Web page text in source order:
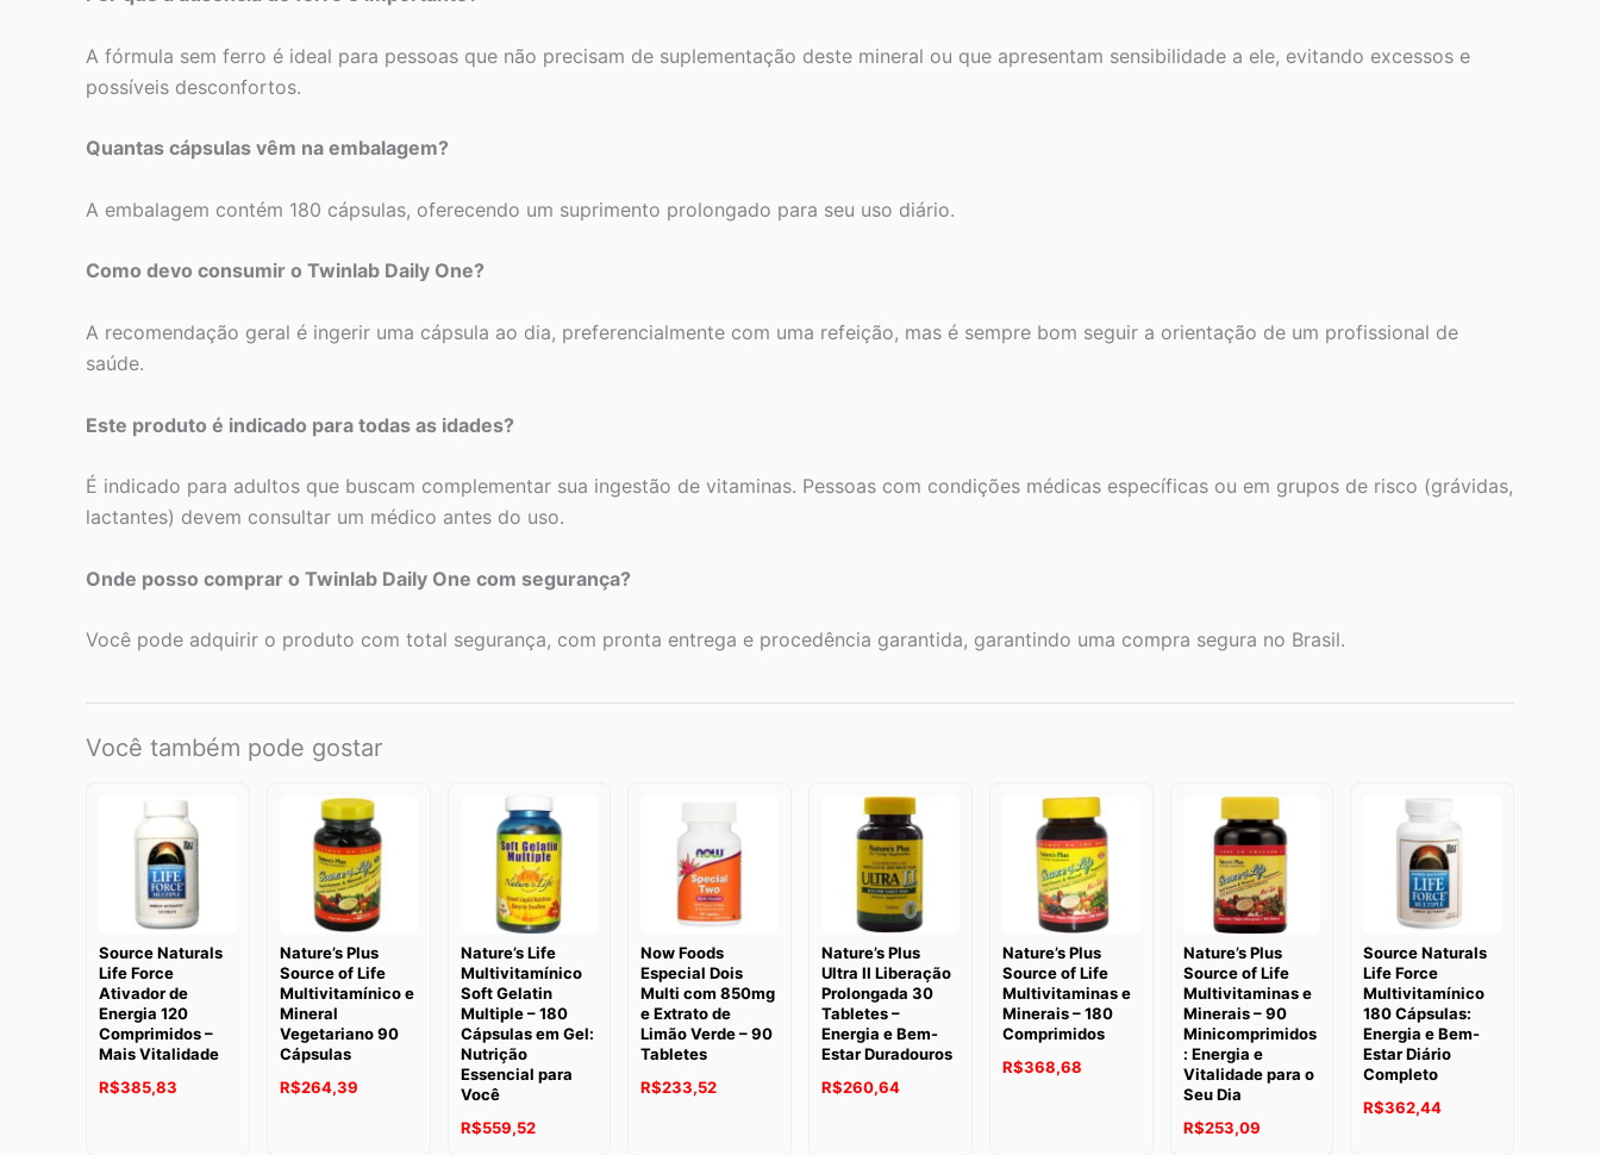
A fórmula sem ferro é ideal para pessoas que não precisam de suplementação deste mineral ou que apresentam sensibilidade a ele, evitando excessos e
possíveis desconfortos.
Quantas cápsulas vêm na embalagem?
A embalagem contém 180 cápsulas, oferecendo um suprimento prolongado para seu uso diário.
Como devo consumir o Twinlab Daily One?
A recomendação geral é ingerir uma cápsula ao dia, preferencialmente com uma refeição, mas é sempre bom seguir a orientação de um profissional de
saúde.
Este produto é indicado para todas as idades?
É indicado para adultos que buscam complementar sua ingestão de vitaminas. Pessoas com condições médicas específicas ou em grupos de risco (grávidas,
lactantes) devem consultar um médico antes do uso.
Onde posso comprar o Twinlab Daily One com segurança?
Você pode adquirir o produto com total segurança, com pronta entrega e procedência garantida, garantindo uma compra segura no Brasil.
Você também pode gostar
Source Naturals
Life Force
Ativador de
Energia 120
Comprimidos –
Mais Vitalidade
R$385,83
Nature’s Plus
Source of Life
Multivitamínico e
Mineral
Vegetariano 90
Cápsulas
R$264,39
Nature’s Life
Multivitamínico
Soft Gelatin
Multiple – 180
Cápsulas em Gel:
Nutrição
Essencial para
Você
R$559,52
Now Foods
Especial Dois
Multi com 850mg
e Extrato de
Limão Verde – 90
Tabletes
R$233,52
Nature’s Plus
Ultra II Liberação
Prolongada 30
Tabletes –
Energia e Bem-
Estar Duradouros
R$260,64
Nature’s Plus
Source of Life
Multivitaminas e
Minerais – 180
Comprimidos
R$368,68
Nature’s Plus
Source of Life
Multivitaminas e
Minerais – 90
Minicomprimidos
: Energia e
Vitalidade para o
Seu Dia
R$253,09
Source Naturals
Life Force
Multivitamínico
180 Cápsulas:
Energia e Bem-
Estar Diário
Completo
R$362,44